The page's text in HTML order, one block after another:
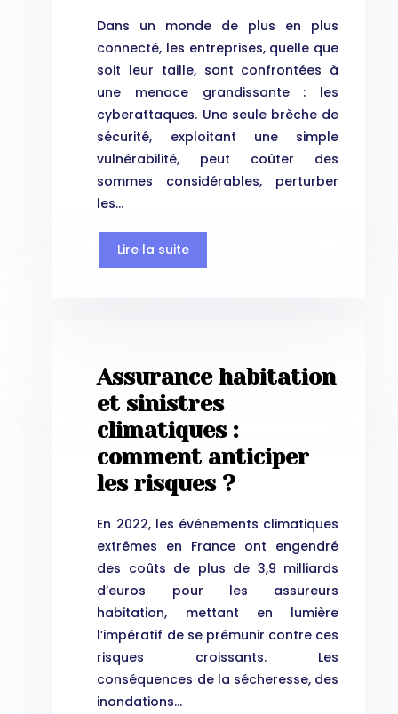
Dans un monde de plus en plus
connecté, les entreprises, quelle que
soit leur taille, sont confrontées à
une menace grandissante : les
cyberattaques. Une seule brèche de
sécurité, exploitant une simple
vulnérabilité, peut coûter des
sommes considérables, perturber
les…
Lire la suite
Assurance habitation
et sinistres
climatiques :
comment anticiper
les risques ?
En 2022, les événements climatiques
extrêmes en France ont engendré
des coûts de plus de 3,9 milliards
d’euros pour les assureurs
habitation, mettant en lumière
l’impératif de se prémunir contre ces
risques croissants. Les
conséquences de la sécheresse, des
inondations…